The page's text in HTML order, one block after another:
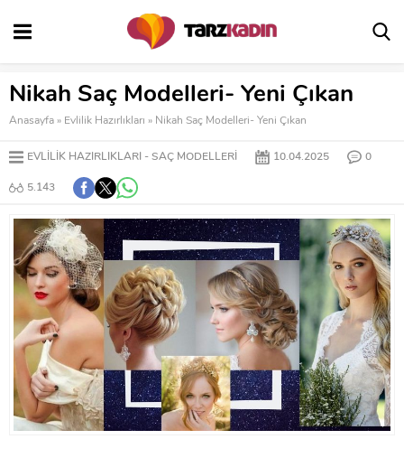
Nikah Saç Modelleri- Yeni Çıkan
Anasayfa » Evlilik Hazırlıkları » Nikah Saç Modelleri- Yeni Çıkan
EVLILIK HAZIRLIKLARI SAÇ MODELLERI 10.04.2025 0
5.143